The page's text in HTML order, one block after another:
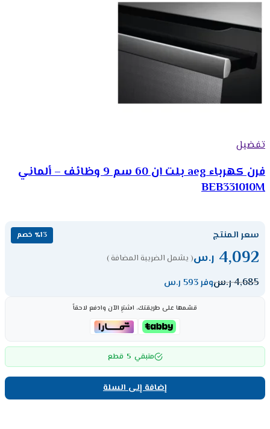
تفضيل
فرن كهرباء aeg بلت ان 60 سم 9 وظائف – ألماني
BEB331010M
سعر المنتج ٪13 خصم
4,092 ر.س( يشمل الضريبة المضافة )
4,685ر.سوفر 593 ر.س
قسّمها على طريقتك، اشترِ الآن وادفع لاحقاً
متبقي 5 قطع
إضافة إلى السلة